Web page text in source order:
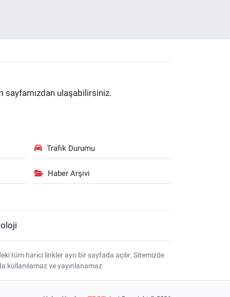
sayfamızdan ulaşabilirsiniz.
Trafik Durumu
Haber Arşivi
tüm harici linkler ayrı bir sayfada açılır. Sitemizde
kullanılamaz ve yayınlanamaz